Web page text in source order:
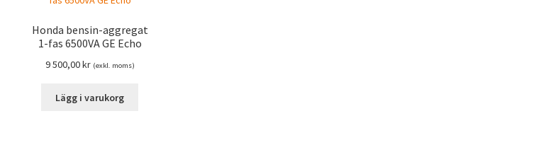
Honda bensin-aggregat
1-fas 6500VA GE Echo
9 500,00kr (exkl. moms)
Lägg i varukorg